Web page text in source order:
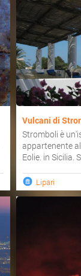
Vulcani di
Stromboli è
appartenente
Eolie, in Sicilia.
Lipari